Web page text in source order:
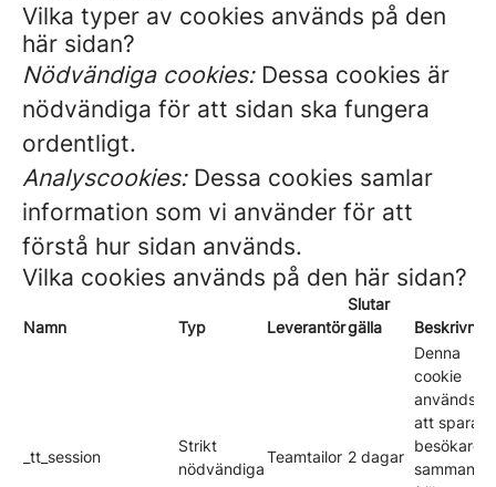
Vilka typer av cookies används på den
här sidan?
Nödvändiga cookies:Dessa cookies är
nödvändiga för att sidan ska fungera
ordentligt.
Analyscookies:Dessa cookies samlar
information som vi använder för att
förstå hur sidan används.
Vilka cookies används på den här sidan?
Namn Typ Leverantör
Slutar
gälla
_tt_session
Strikt
nödvändiga
Teamtailor 2 dagar
Denna
cookie
används
att spara
besökares